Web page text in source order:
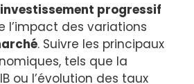
investissement progressif
l’impact des variations
. Suivre les principaux
tels que la
ou l’évolution des taux